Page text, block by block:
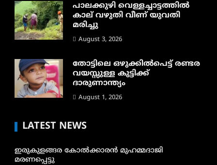
പാലക്കുഴി വെള്ളച്ചാട്ടത്തില്‍
കാല് വഴുതി വീണ് യുവതി
മരിച്ചു
August 3, 2026
തോട്ടിലെ ഒഴുക്കിൽപെട്ട് രണ്ടര
വയസ്സുള്ള കുട്ടിക്ക്
ദാരുണാന്ത്യം
August 1, 2026
LATEST NEWS
ഇരുകുളങ്ങര കോൽക്കാരൻ മുഹമ്മദാജി
മരണപ്പെട്ടു